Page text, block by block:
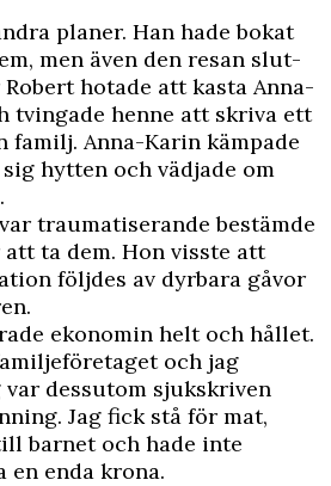
planer. Han hade bokat
men även den resan slut­
hotade att kasta Anna-
tvingade henne att skriva ett
familj. ­Anna-Karin kämpade
hytten och vädjade om
traumatiserande bestämde
ta dem. Hon visste att
följdes av dyrbara gåvor
ekonomin helt och hållet.
och jag
var dessutom sjukskriven
Jag fick stå för mat,
barnet och hade inte
enda krona.